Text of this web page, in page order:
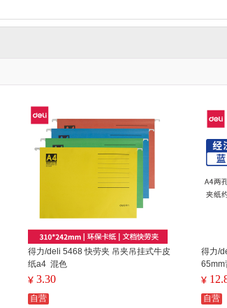
得力/deli 5468 快劳夹 吊夹吊挂式牛皮
纸a4 混色
¥ 3.30
自营
得力/
65mm
¥
自营